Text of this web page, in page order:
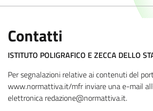
Contatti
ISTITUTO POLIGRAFICO E ZECCA DELLO
Per segnalazioni relative ai contenuti del
www.normattiva.it/mfr inviare una e-mail
elettronica redazione@normattiva.it.